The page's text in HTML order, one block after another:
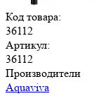
Код товара:
36112
Артикул:
36112
Производители
Aquaviva